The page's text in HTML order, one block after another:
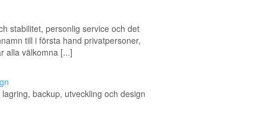
stabilitet, personlig service och det
till i första hand privatpersoner,
alla välkomna [...]
backup, utveckling och design